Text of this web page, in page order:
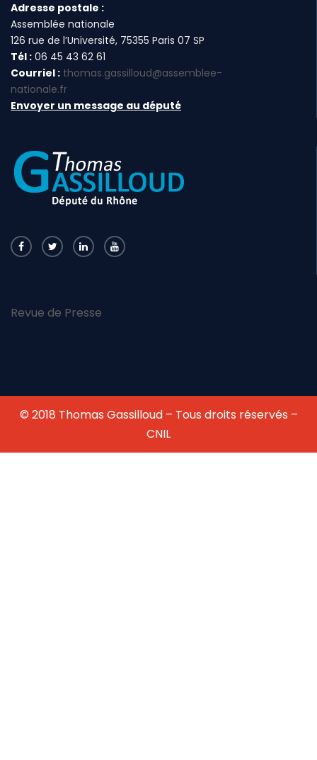
Adresse postale :
Assemblée nationale
126 rue de l’Université, 75355 Paris 07 SP
Tél : 06 45 43 62 61
Courriel : thomas.gassilloud@assemblee-
nationale.fr
Envoyer un message au député
Revue de Presse
© 2018 Thomas Gassilloud – Tous droits réservés –
CNIL